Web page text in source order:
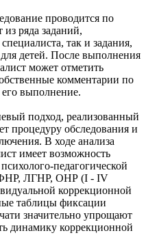
проводится по
ряда заданий,
так и задания,
детей. После выполнения
может отметить
комментарии по
выполнение.
подход, реализованный
процедуру обследования и
В ходе анализа
имеет возможность
педагогической
ЛГНР, ОНР (I - IV
коррекционной
таблицы фиксации
значительно упрощают
динамику коррекционной